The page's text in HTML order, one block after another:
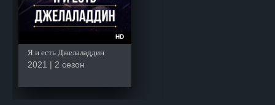
HD
Я и есть Джелаладдин
2021 | 2 сезон